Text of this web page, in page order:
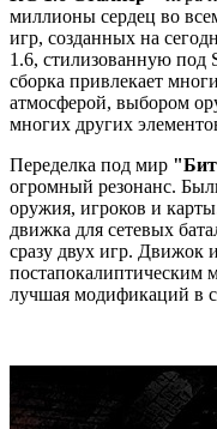
миллионы сердец во
игр, созданных на
1.6, стилизованную под
сборка привлекает
атмосферой, выбором
многих других
Переделка под мир
огромный резонанс.
оружия, игроков и
движка для сетевых
сразу двух игр. Движок
постапокалиптическим
лучшая модификаций в